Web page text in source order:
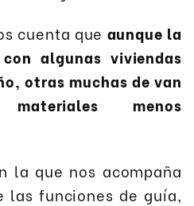
cuenta que aunque la
algunas viviendas
otras muchas de van
menos
la que nos acompaña
las funciones de guía,